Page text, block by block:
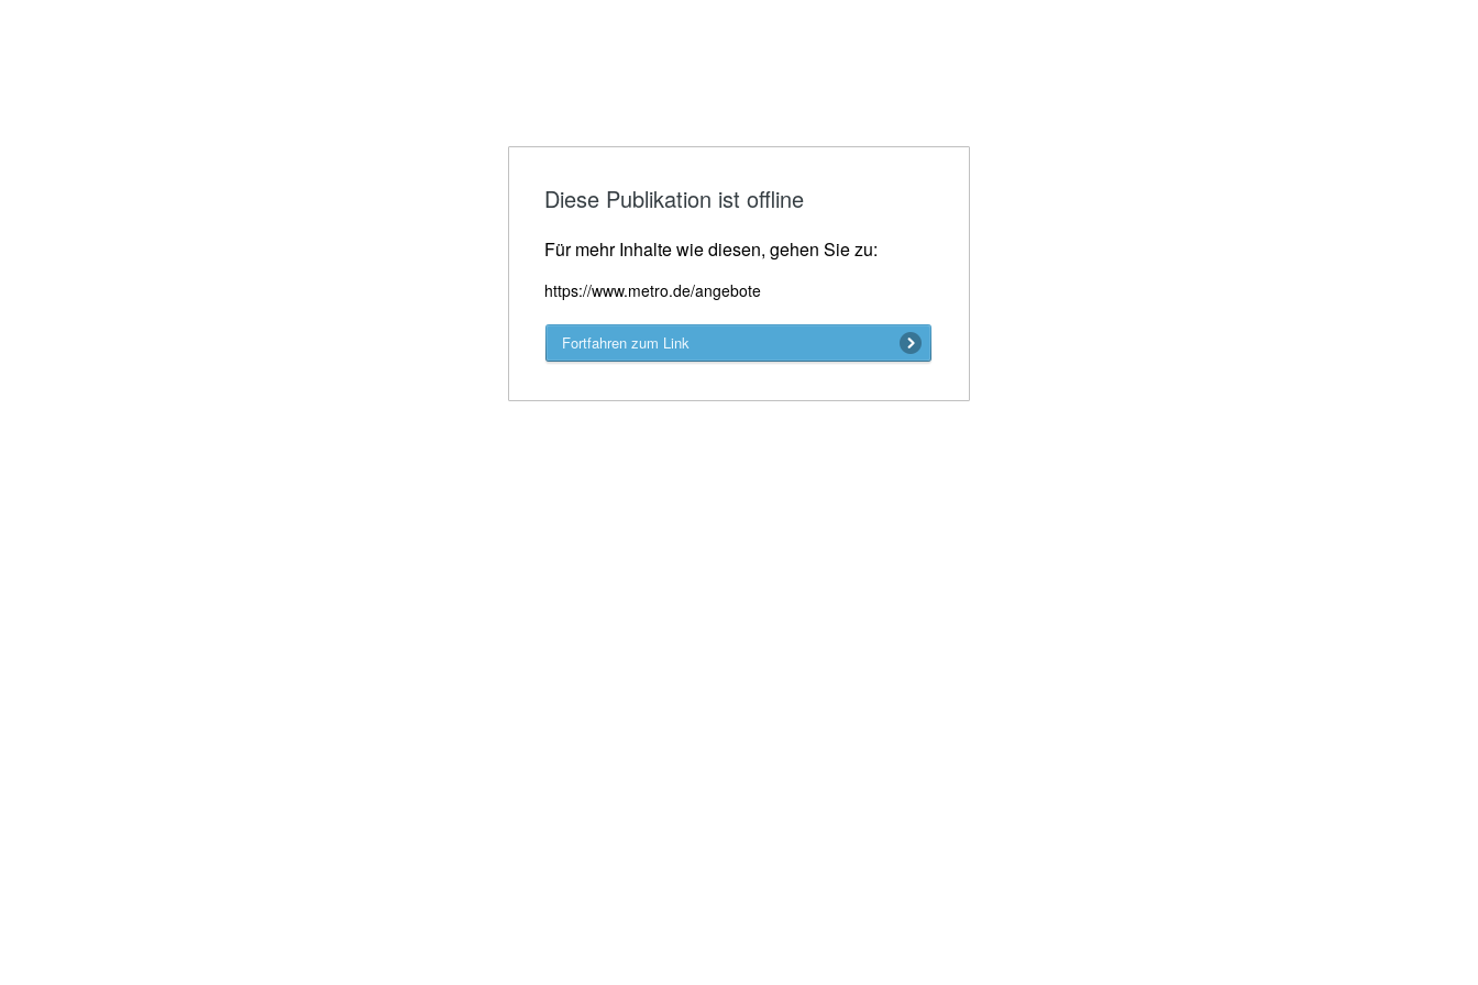
Diese Publikation ist offline
Für mehr Inhalte wie diesen, gehen Sie zu:
https://www.metro.de/angebote
Fortfahren zum Link